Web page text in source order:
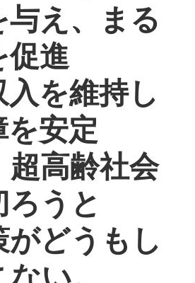
与え、まる
促進
入を維持し
安定
超高齢社会
ろうと
がどうもし